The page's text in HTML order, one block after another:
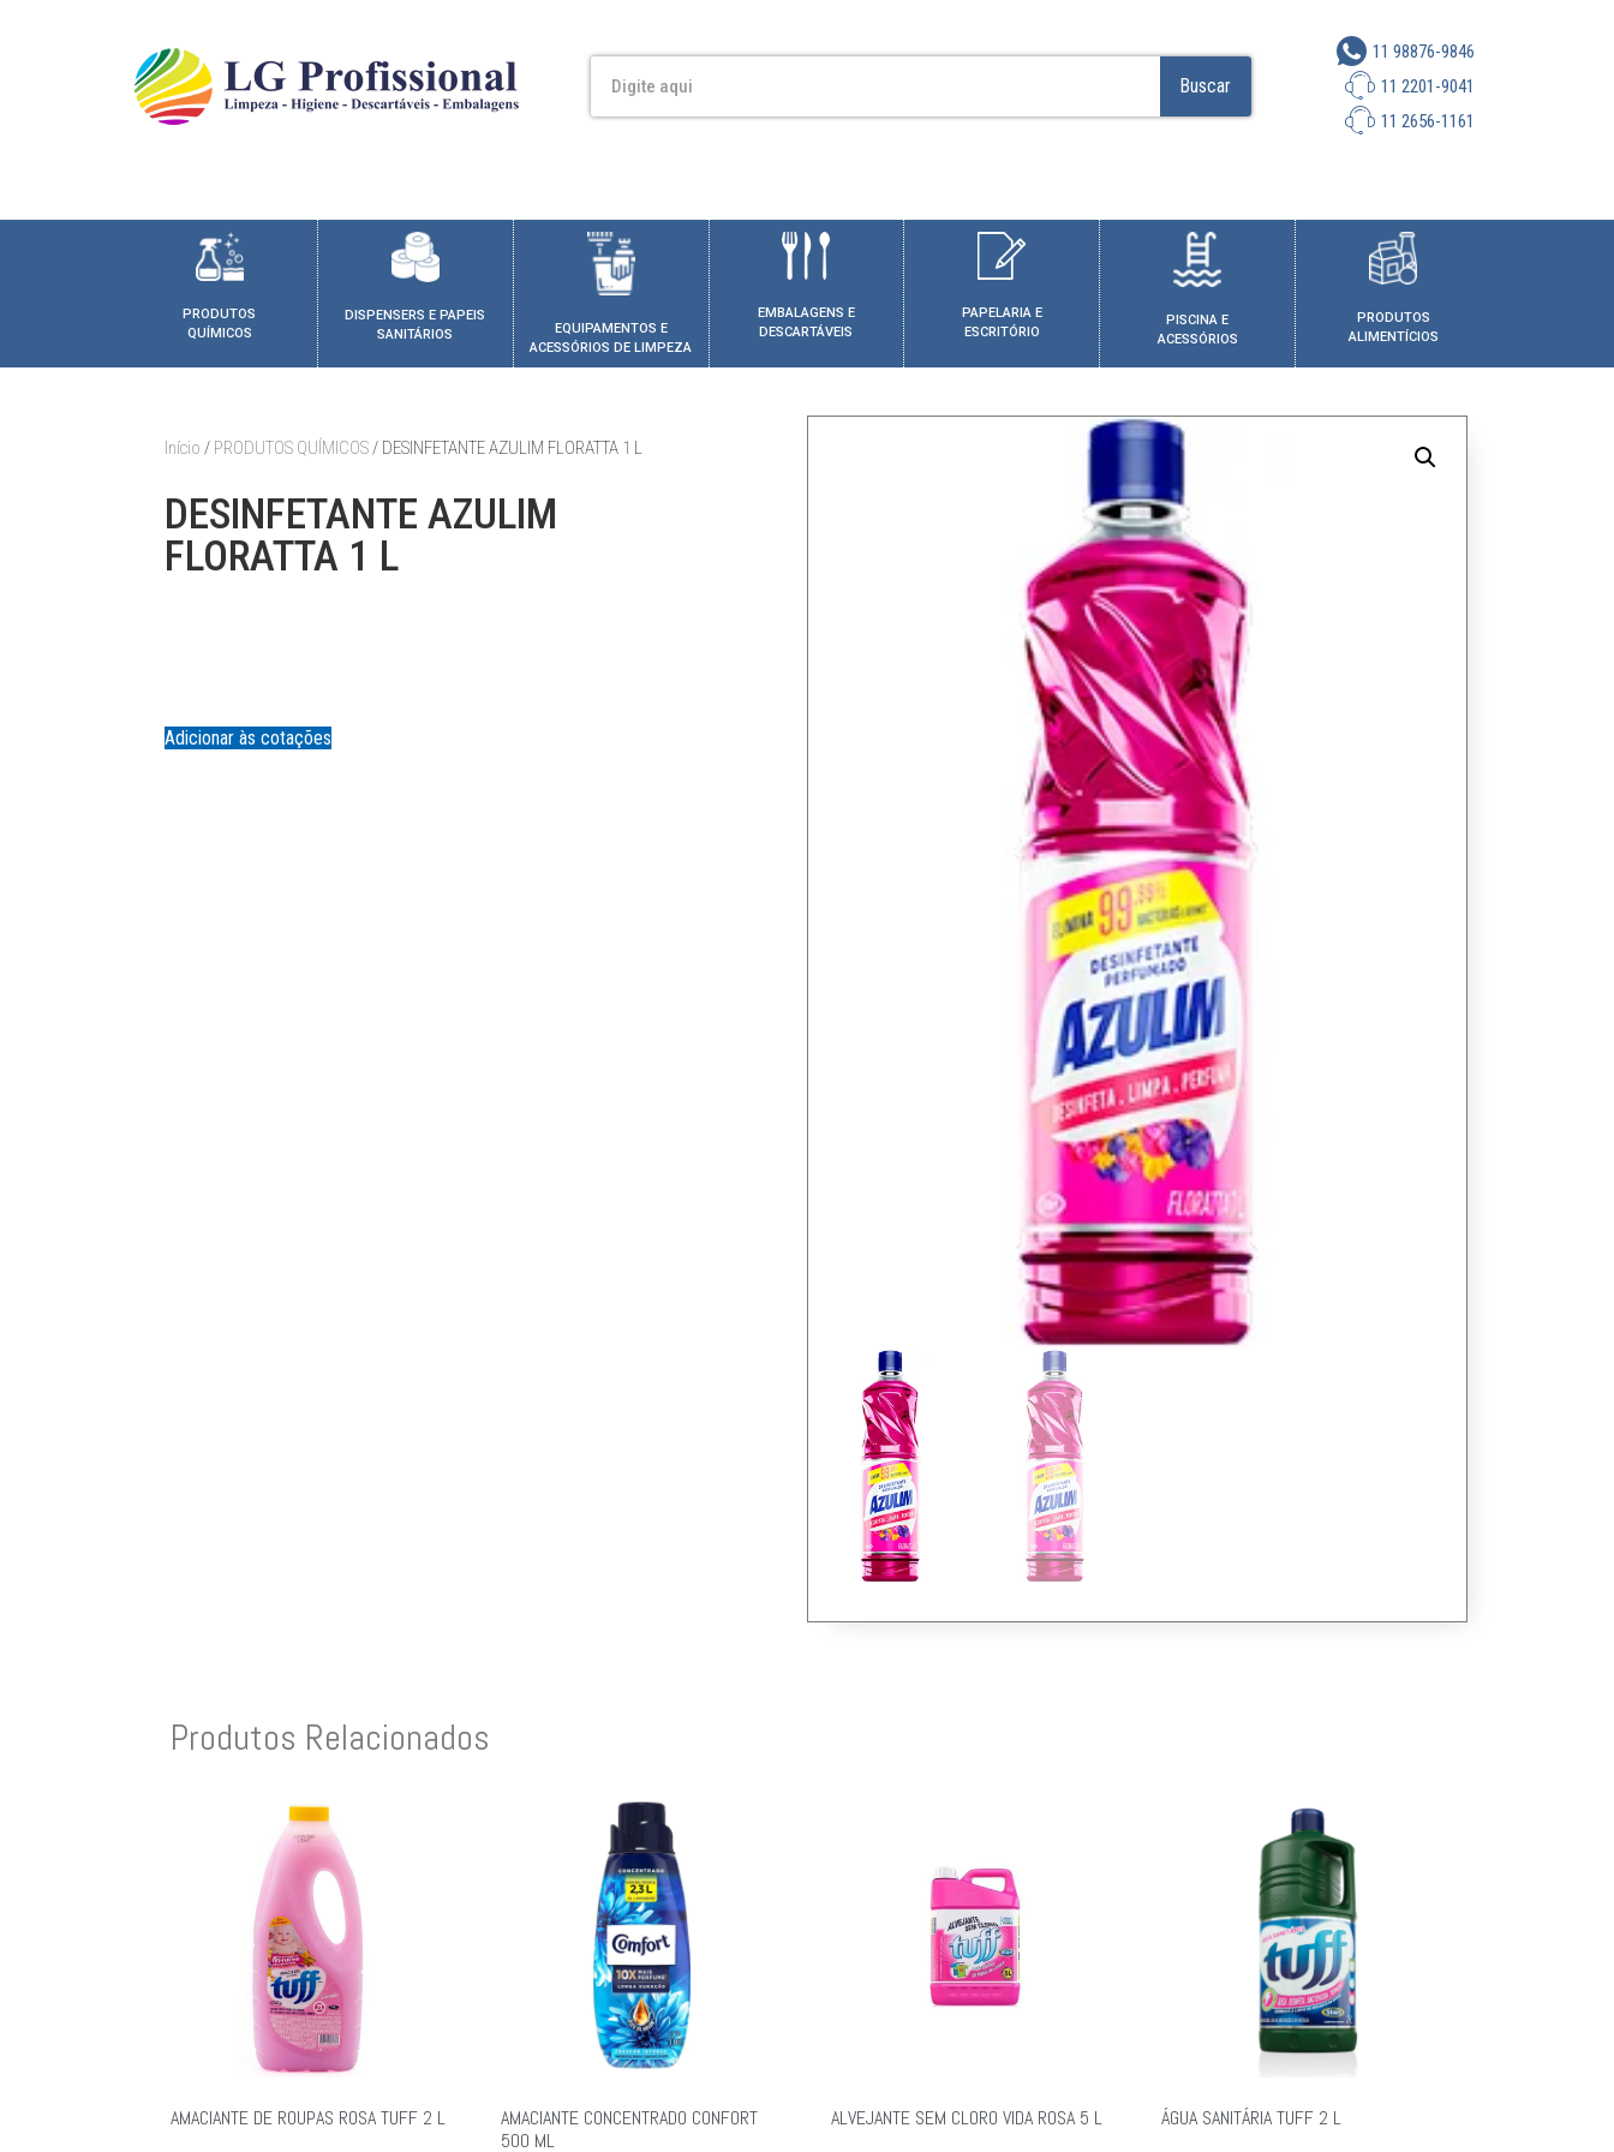
Buscar
11 98876-9846
11 2201-9041
11 2656-1161
PRODUTOS
QUÍMICOS
DISPENSERS E PAPEIS
SANITÁRIOS
EQUIPAMENTOS E
ACESSÓRIOS DE LIMPEZA
EMBALAGENS E
DESCARTÁVEIS
PAPELARIA E
ESCRITÓRIO
PISCINA E
ACESSÓRIOS
PRODUTOS
ALIMENTÍCIOS
Início / PRODUTOS QUÍMICOS/ DESINFETANTE AZULIM FLORATTA 1 L
DESINFETANTE AZULIM
FLORATTA 1 L
Adicionar às cotações
Produtos Relacionados
AMACIANTE DE ROUPAS ROSA TUFF 2 L
AMACIANTE CONCENTRADO CONFORT
500 ML
ALVEJANTE SEM CLORO VIDA ROSA 5 L ÁGUA SANITÁRIA TUFF 2 L